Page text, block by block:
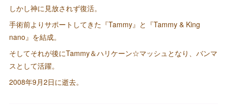
しかし神に見放されず復活。
手術前よりサポートしてきた『Tammy』と『Tammy & King
nano』を結成。
そしてそれが後にTammy＆ハリケーン☆マッシュとなり、バンマ
スとして活躍。
2008年9月2日に逝去。